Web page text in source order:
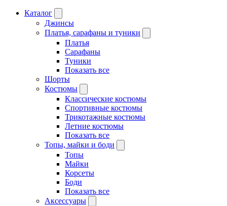
Каталог
Джинсы
Платья, сарафаны и туники
Платья
Сарафаны
Туники
Показать все
Шорты
Костюмы
Классические костюмы
Спортивные костюмы
Трикотажные костюмы
Летние костюмы
Показать все
Топы, майки и боди
Топы
Майки
Корсеты
Боди
Показать все
Аксессуары